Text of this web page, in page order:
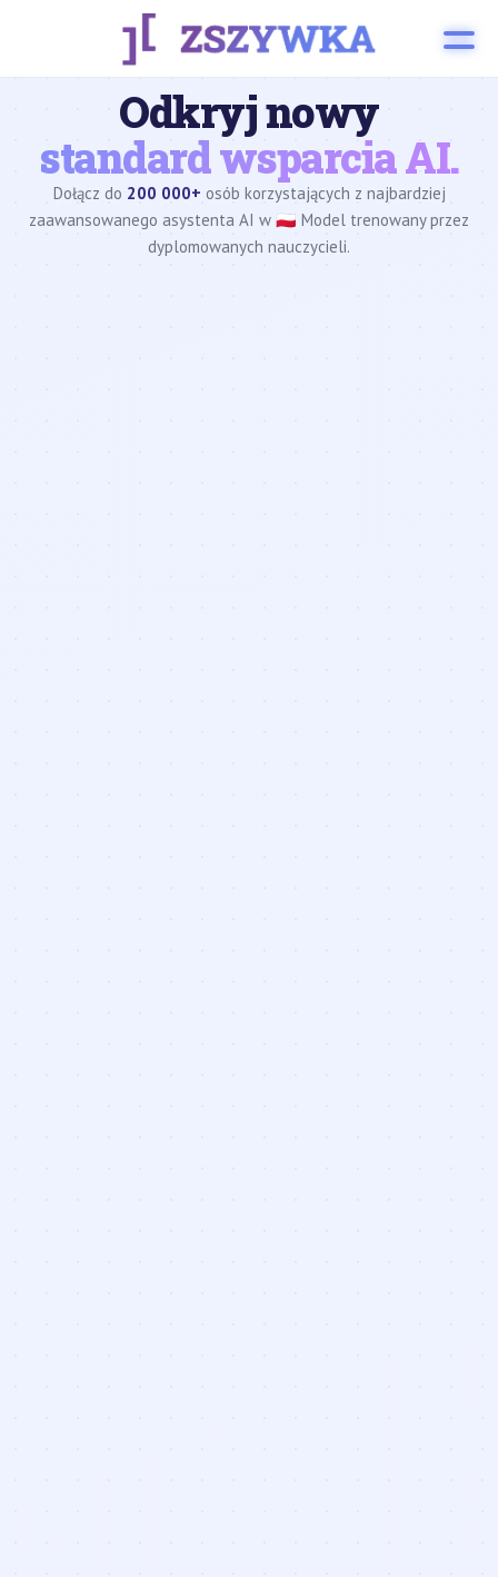
Odkryj nowy
standard wsparcia AI.
Dołącz do 200 000+ osób korzystających z najbardziej
zaawansowanego asystenta AI w 🇵🇱 Model trenowany przez
dyplomowanych nauczycieli.